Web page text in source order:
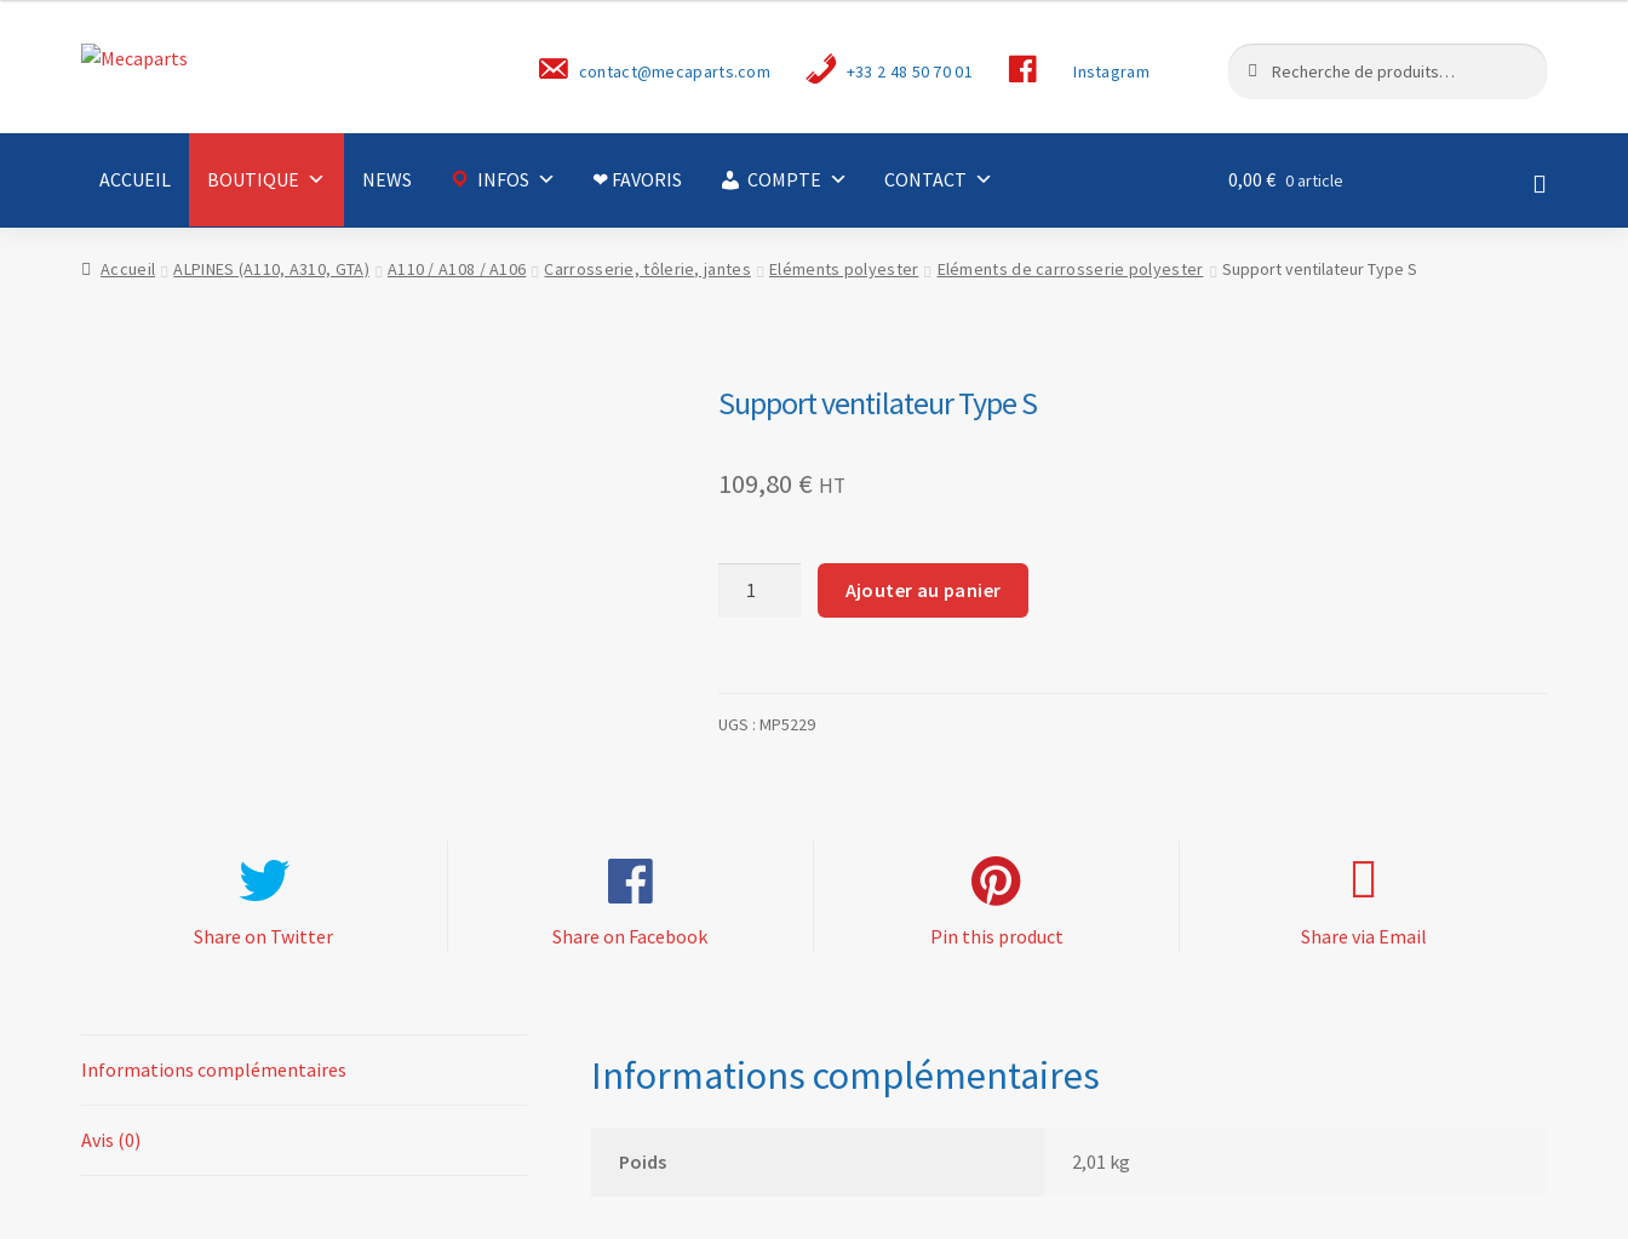
Aller
Aller
contact@mecaparts.com +33 2 48 50 70 01
e
Instagram
Recherche
R
h
r
e
ACCUEIL BOUTIQUE NEWS INFOS ❤ FAVORIS COMPTE CONTACT 0,00 € 0 article
Accueil ALPINES (A110, A310, GTA) A110 / A108 / A106 Carrosserie, tôlerie, jantes Eléments polyester Eléments de carrosserie polyester Support ventilateur Type S
Support ventilateur Type S
109,80 € HT
S
Ajouter au panier
UGS :MP5229
Share on Twitter Share on Facebook Pin this product Share via Email
Informations complémentaires
Avis (0)
Informations complémentaires
Poids 2,01 kg